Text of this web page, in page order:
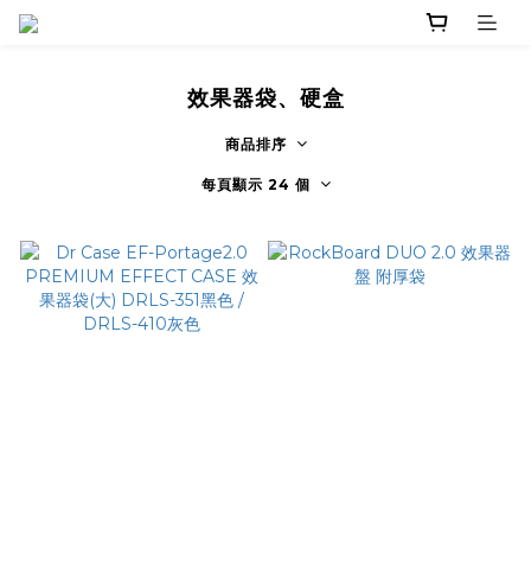
效果器袋、硬盒
商品排序
每頁顯示 24 個